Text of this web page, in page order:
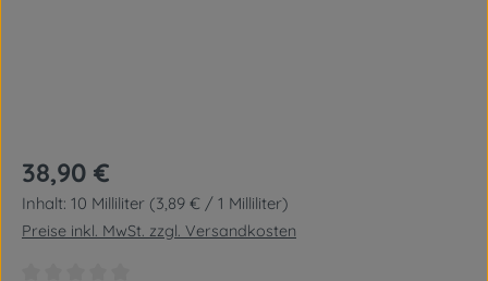
Regulärer Preis:
38,90 €
Inhalt: 10 Milliliter (3,89 € / 1 Milliliter)
Preise inkl. MwSt. zzgl. Versandkosten